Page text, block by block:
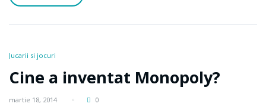
Jucarii si jocuri
Cine a inventat Monopoly?
martie 18, 2014 0